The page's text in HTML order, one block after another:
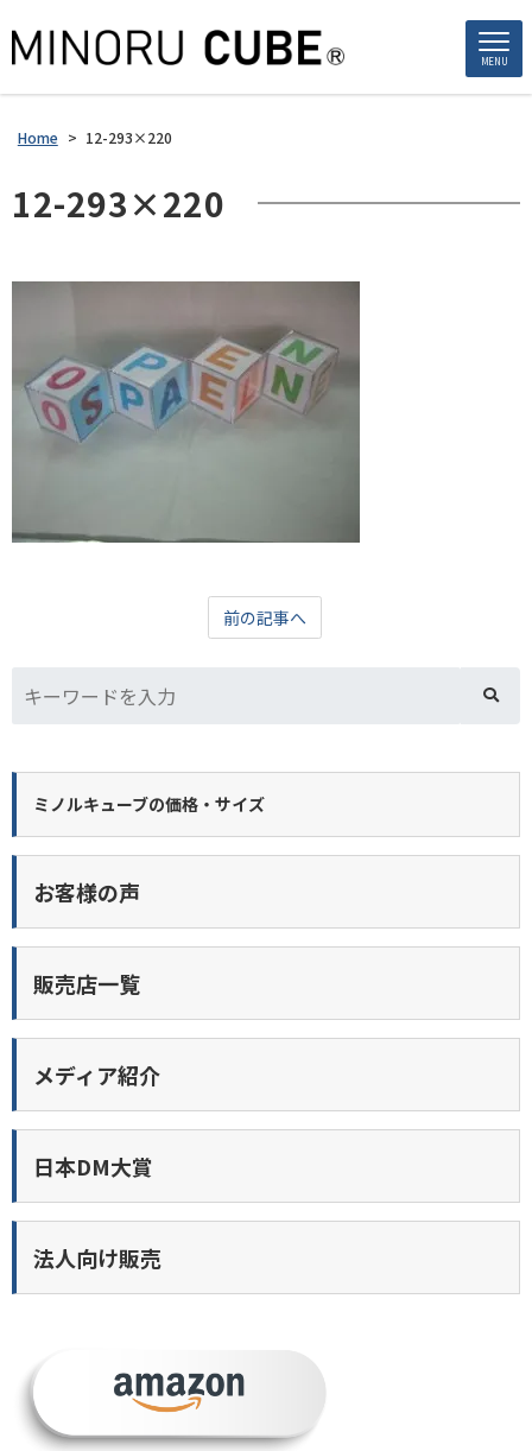
MENU
Home > 12-293×220
12-293×220
前の記事へ
ミノルキューブの価格・サイズ
お客様の声
販売店一覧
メディア紹介
日本DM大賞
法人向け販売